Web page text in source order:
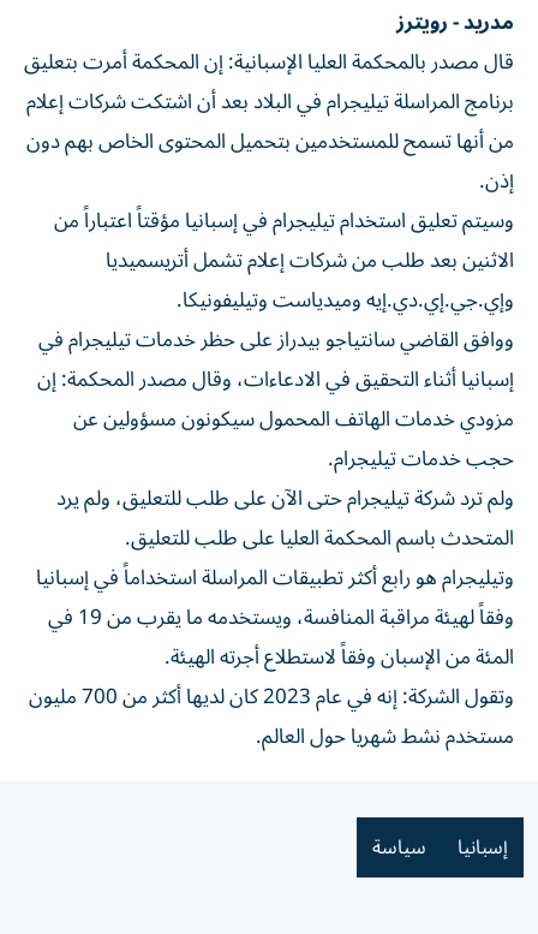
مدريد - رويترز
قال مصدر بالمحكمة العليا الإسبانية: إن المحكمة أمرت بتعليق
برنامج المراسلة تيليجرام في البلاد بعد أن اشتكت شركات إعلام
من أنها تسمح للمستخدمين بتحميل المحتوى الخاص بهم دون
إذن.
وسيتم تعليق استخدام تيليجرام في إسبانيا مؤقتاً اعتباراً من
الاثنين بعد طلب من شركات إعلام تشمل أتريسميديا
وإي.جي.إي.دي.إيه وميدياست وتيليفونيكا.
ووافق القاضي سانتياجو بيدراز على حظر خدمات تيليجرام في
إسبانيا أثناء التحقيق في الادعاءات، وقال مصدر المحكمة: إن
مزودي خدمات الهاتف المحمول سيكونون مسؤولين عن
حجب خدمات تيليجرام.
ولم ترد شركة تيليجرام حتى الآن على طلب للتعليق، ولم يرد
المتحدث باسم المحكمة العليا على طلب للتعليق.
وتيليجرام هو رابع أكثر تطبيقات المراسلة استخداماً في إسبانيا
وفقاً لهيئة مراقبة المنافسة، ويستخدمه ما يقرب من 19 في
المئة من الإسبان وفقاً لاستطلاع أجرته الهيئة.
وتقول الشركة: إنه في عام 2023 كان لديها أكثر من 700 مليون
مستخدم نشط شهريا حول العالم.
إسبانيا سياسة